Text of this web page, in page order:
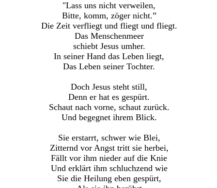
"Lass uns nicht verweilen,
Bitte, komm, zöger nicht.”
Die Zeit verfliegt und fliegt und fliegt.
Das Menschenmeer
schiebt Jesus umher.
In seiner Hand das Leben liegt,
Das Leben seiner Tochter.
Doch Jesus steht still,
Denn er hat es gespürt.
Schaut nach vorne, schaut zurück.
Und begegnet ihrem Blick.
Sie erstarrt, schwer wie Blei,
Zitternd vor Angst tritt sie herbei,
Fällt vor ihm nieder auf die Knie
Und erklärt ihm schluchzend wie
Sie die Heilung eben gespürt,